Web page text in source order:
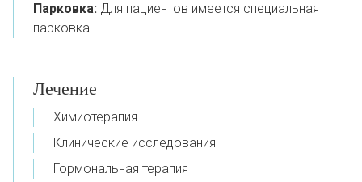
Парковка: Для пациентов имеется специальная
парковка.
Лечение
Химиотерапия
Клинические исследования
Гормональная терапия